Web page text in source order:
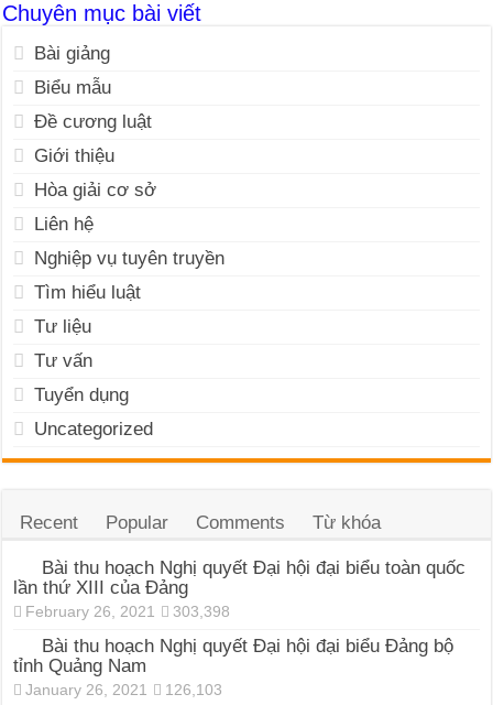
Chuyên mục bài viết
Bài giảng
Biểu mẫu
Đề cương luật
Giới thiệu
Hòa giải cơ sở
Liên hệ
Nghiệp vụ tuyên truyền
Tìm hiểu luật
Tư liệu
Tư vấn
Tuyển dụng
Uncategorized
Recent Popular Comments Từ khóa
Bài thu hoạch Nghị quyết Đại hội đại biểu toàn quốc
lần thứ XIII của Đảng
February 26, 2021 303,398
Bài thu hoạch Nghị quyết Đại hội đại biểu Đảng bộ
tỉnh Quảng Nam
January 26, 2021 126,103